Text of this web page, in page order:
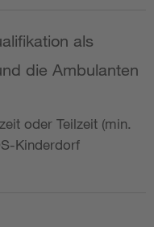
als
die Ambulanten
oder Teilzeit (min.
Kinderdorf